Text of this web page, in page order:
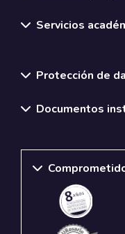
Servicios
Protección de
Documentos